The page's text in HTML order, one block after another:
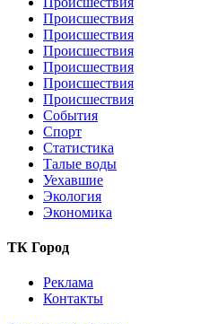
Происшествия
Происшествия
Происшествия
Происшествия
Происшествия
Происшествия
События
Спорт
Статистика
Талые воды
Уехавшие
Экология
Экономика
ТК Город
Реклама
Контакты